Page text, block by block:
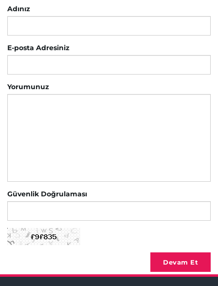
Adınız
E-posta Adresiniz
Yorumunuz
Güvenlik Doğrulaması
Devam Et